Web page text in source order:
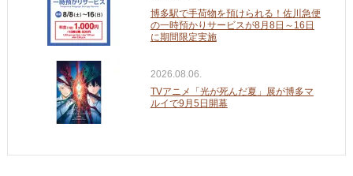
博多駅で手荷物を預けられる！佐川急便
の一時預かりサービスが8月8日～16日
に期間限定実施
2026.08.06.
TVアニメ「光が死んだ夏」展が博多マ
ルイで9月5日開幕